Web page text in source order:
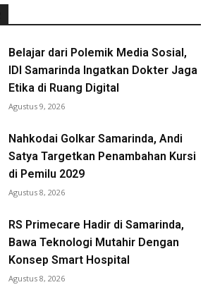
Belajar dari Polemik Media Sosial,
IDI Samarinda Ingatkan Dokter Jaga
Etika di Ruang Digital
Agustus 9, 2026
Nahkodai Golkar Samarinda, Andi
Satya Targetkan Penambahan Kursi
di Pemilu 2029
Agustus 8, 2026
RS Primecare Hadir di Samarinda,
Bawa Teknologi Mutahir Dengan
Konsep Smart Hospital
Agustus 8, 2026